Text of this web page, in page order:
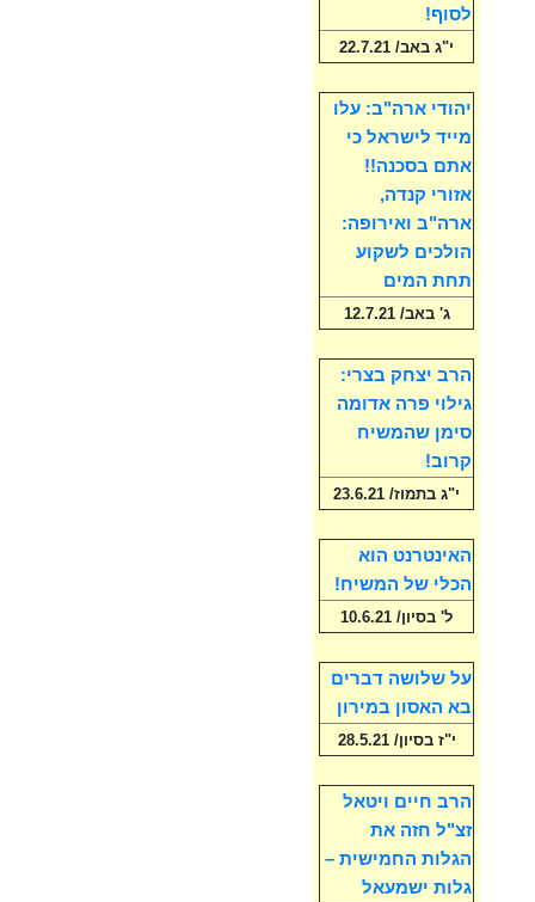
לסוף!
י"ג באב/ 22.7.21
יהודי ארה"ב: עלו
מייד לישראל כי
אתם בסכנה!!
אזורי קנדה,
ארה"ב ואירופה:
הולכים לשקוע
תחת המים
ג' באב/ 12.7.21
הרב יצחק בצרי:
גילוי פרה אדומה
סימן שהמשיח
קרוב!
י"ג בתמוז/ 23.6.21
האינטרנט הוא
הכלי של המשיח!
ל' בסיון/ 10.6.21
על שלושה דברים
בא האסון במירון
י"ז בסיון/ 28.5.21
הרב חיים ויטאל
זצ"ל חזה את
הגלות החמישית –
גלות ישמעאל